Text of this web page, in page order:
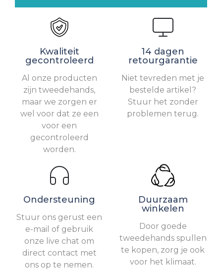
Kwaliteit
gecontroleerd
Al onze producten
zijn tweedehands,
maar we zorgen er
wel voor dat ze een
voor een
gecontroleerd
worden.
14 dagen
retourgarantie
Niet tevreden met je
bestelde artikel?
Stuur het zonder
problemen terug.
Ondersteuning
Stuur ons gerust een
e-mail of gebruik
onze live chat om
direct contact met
ons op te nemen.
Duurzaam
winkelen
Door goede
tweedehands spullen
te kopen, zorg je ook
voor het klimaat.